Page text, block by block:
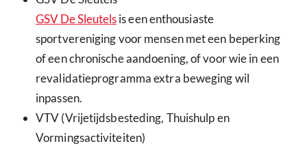
GSV De Sleutelsis een enthousiaste
sportvereniging voor mensen met een beperking
of een chronische aandoening, of voor wie in een
revalidatieprogramma extra beweging wil
inpassen.
VTV (Vrijetijdsbesteding, Thuishulp en
Vormingsactiviteiten)